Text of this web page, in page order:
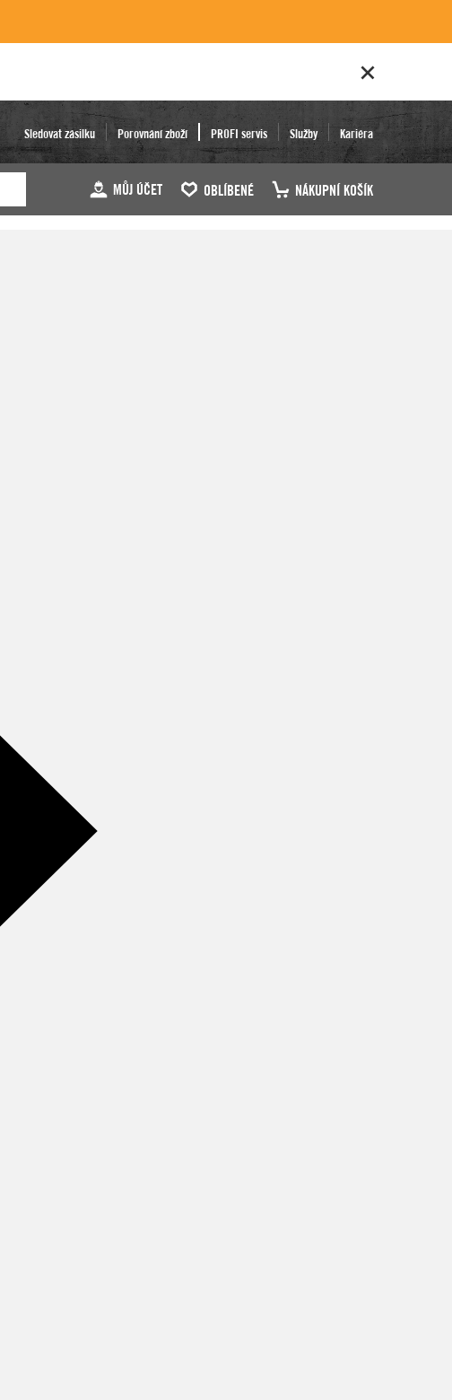
Sledovat zásilku Porovnání zboží PROFI servis Služby Kariéra
MŮJ ÚČET OBLÍBENÉ NÁKUPNÍ KOŠÍK